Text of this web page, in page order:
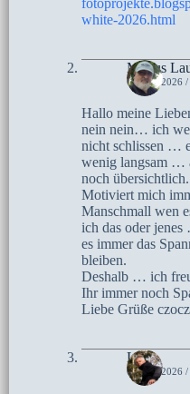
white-2026.html
Marius
6. JULI 2026 /
Hallo meine
nein nein… ich
nicht schlissen …
wenig langsam …
noch
Motiviert mich
Manschmall wen
ich das oder
es immer das
bleiben.
Deshalb … ich
Ihr immer noch
Liebe Grüße
Lutz
6. JULI 2026 /